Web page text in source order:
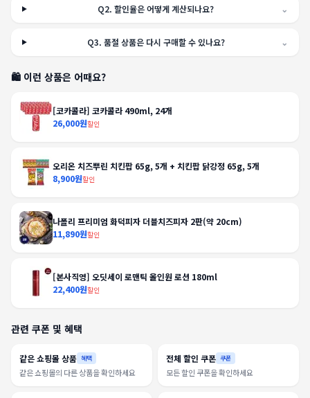
Q2.할인율은 어떻게 계산되나요? ⌄
Q3. 품절 상품은 다시 구매할 수 있나요? ⌄
🛍️ 이런 상품은 어때요?
[코카콜라] 코카콜라 490ml, 24개
26,000원할인
오리온 치즈뿌린 치킨팝 65g, 5개 + 치킨팝 닭강정 65g, 5개
8,900원할인
나폴리 프리미엄 화덕피자 더블치즈피자 2판(약 20cm)
11,890원할인
[본사직영] 오딧세이 로맨틱 올인원 로션 180ml
22,400원할인
관련 쿠폰 및 혜택
같은 쇼핑몰 상품 혜택
같은 쇼핑몰의 다른 상품을 확인하세요
전체 할인 쿠폰 쿠폰
모든 할인 쿠폰을 확인하세요